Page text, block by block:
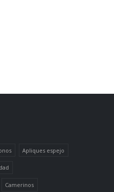
Apliques espejo
Camerinos